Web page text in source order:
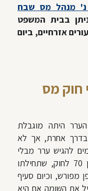
ואח' נ' מנהל מס שבח
יט 169. ניתן בבית המשפט
אזרחיים, ביום
חוק מס
היתה מוגבלת
בדרך אחרת, אך לא
להגיש ערר מבלי
להסתכן בכך שהשומה תגדל. תיקון 70 לחוק, שתחילתו
באופן מפורש, וכיום סעיף
את השומה אם היא